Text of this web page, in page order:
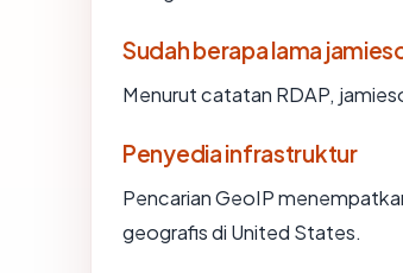
Sudah berapa lama
Menurut catatan RDAP,
Penyedia infrastruktur
Pencarian GeoIP
geografis di United States.